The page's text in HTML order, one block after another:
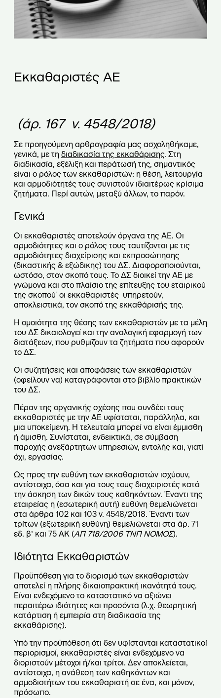
Εκκαθαριστές ΑΕ
(άρ. 167 ν. 4548/2018)
Σε προηγούμενη αρθρογραφία μας ασχοληθήκαμε,
γενικά, με τη διαδικασία της εκκαθάρισης. Στη
διαδικασία, εξέλιξη και περάτωσή της, σημαντικός
είναι ο ρόλος των εκκαθαριστών: η θέση, λειτουργία
και αρμοδιότητές τους συνιστούν ιδιαιτέρως κρίσιμα
ζητήματα. Περί αυτών, μεταξύ άλλων, το παρόν.
Γενικά
Οι εκκαθαριστές αποτελούν όργανα της ΑΕ. Οι
αρμοδιότητες και ο ρόλος τους ταυτίζονται με τις
αρμοδιότητες διαχείρισης και εκπροσώπησης
(δικαστικής & εξώδικης) του ΔΣ. Διαφοροποιούνται,
ωστόσο, στον σκοπό τους. Το ΔΣ διοικεί την ΑΕ με
γνώμονα και στο πλαίσιο της επίτευξης του εταιρικού
της σκοπού˙ οι εκκαθαριστές υπηρετούν,
αποκλειστικά, τον σκοπό της εκκαθάρισής της.
Η ομοιότητα της θέσης των εκκαθαριστών με τα μέλη
του ΔΣ δικαιολογεί και την αναλογική εφαρμογή των
διατάξεων, που ρυθμίζουν τα ζητήματα που αφορούν
το ΔΣ.
Οι συζητήσεις και αποφάσεις των εκκαθαριστών
(οφείλουν να) καταγράφονται στο βιβλίο πρακτικών
του ΔΣ.
Πέραν της οργανικής σχέσης που συνδέει τους
εκκαθαριστές με την ΑΕ υφίσταται, παράλληλα, και
μια υποκείμενη. Η τελευταία μπορεί να είναι έμμισθη
ή άμισθη. Συνίσταται, ενδεικτικά, σε σύμβαση
παροχής ανεξάρτητων υπηρεσιών, εντολής και, γιατί
όχι, εργασίας.
Ως προς την ευθύνη των εκκαθαριστών ισχύουν,
αντίστοιχα, όσα και για τους τους διαχειριστές κατά
την άσκηση των δικών τους καθηκόντων. Έναντι της
εταιρείας η (εσωτερική αυτή) ευθύνη θεμελιώνεται
στα άρθρα 102 και 103 ν. 4548/2018. Έναντι των
τρίτων (εξωτερική ευθύνη) θεμελιώνεται στα άρ. 71
εδ. β’ και 75 ΑΚ (ΑΠ 718/2006 ΤΝΠ ΝΟΜΟΣ).
Ιδιότητα Εκκαθαριστών
Προϋπόθεση για το διορισμό των εκκαθαριστών
αποτελεί η πλήρης δικαιοπρακτική ικανότητά τους.
Είναι ενδεχόμενο το καταστατικό να αξιώνει
περαιτέρω ιδιότητες και προσόντα (λ.χ. θεωρητική
κατάρτιση ή εμπειρία στη διαδικασία της
εκκαθάρισης).
Υπό την προϋπόθεση ότι δεν υφίστανται καταστατικοί
περιορισμοί, εκκαθαριστές είναι ενδεχόμενο να
διοριστούν μέτοχοι ή/και τρίτοι. Δεν αποκλείεται,
αντίστοιχα, η ανάθεση των καθηκόντων και
αρμοδιοτήτων του εκκαθαριστή σε ένα, και μόνον,
πρόσωπο.